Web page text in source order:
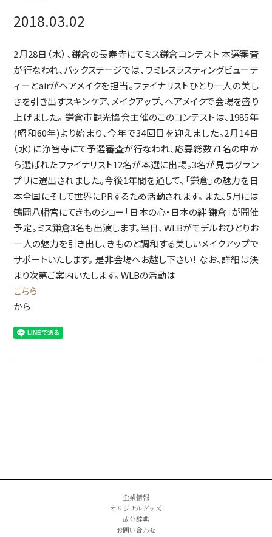
2018.03.02
2月28日（水）、鎌倉の長寿寺にてミス鎌倉コンテスト 本選審査
が行なわれ、バックステージでは、ワミレスラスティングビューテ
ィーとairがヘアメイクを担当。ファイナリストひとり一人の美し
さを引き出すスキンケア、メイクアップ、ヘアメイクで会場を盛り
上げました。 鎌倉市観光協会主催のこのコンテストは、1985年
(昭和60年)より始まり、今年で34回目を迎えました。2月14日
（水）に浄智寺にて予選審査が行なわれ、応募総数71名の中か
ら選ばれたファイナリスト12名が本選に出場。3名が見事グラン
プリに選出されました。今後1年間を通して、「鎌倉」の魅力を日
本全国にそして世界にPRするため活動されます。 また、5月には
鶴岡八幡宮にてきものショー「日本の心・日本の絆 鎌倉」が開催
予定。ミス鎌倉3名も出演します。当日、WLBがモデルおひとりお
一人の魅力を引き出し、きものと調和する美しいメイクアップで
サポートいたします。 是非会場へお越し下さい！ なお、詳細は決
まり次第ご案内いたします。 WLBの活動は
こちら
から
企業情報
オリジナルグッズ
成分辞典
お問い合わせ